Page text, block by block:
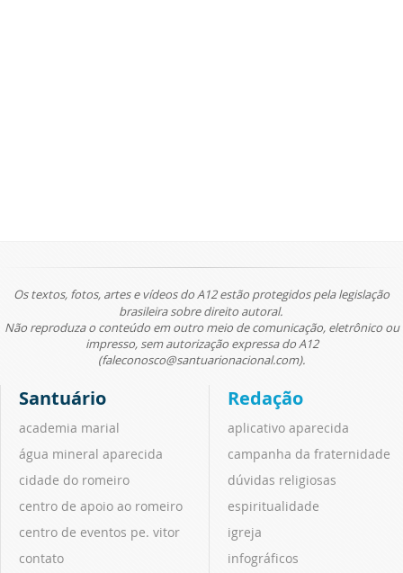
Os textos, fotos, artes e vídeos do A12 estão protegidos pela legislação
brasileira sobre direito autoral.
Não reproduza o conteúdo em outro meio de comunicação, eletrônico ou
impresso, sem autorização expressa do A12
(faleconosco@santuarionacional.com).
Santuário
academia marial
água mineral aparecida
cidade do romeiro
centro de apoio ao romeiro
centro de eventos pe. vitor
contato
Redação
aplicativo aparecida
campanha da fraternidade
dúvidas religiosas
espiritualidade
igreja
infográficos